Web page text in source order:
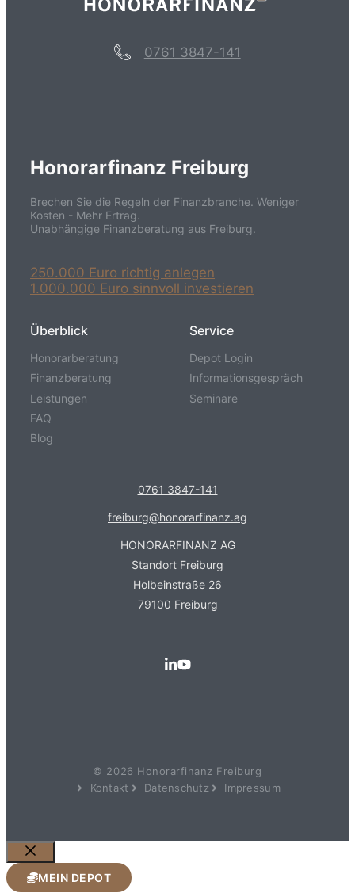
0761 3847-141
Honorarfinanz Freiburg
Brechen Sie die Regeln der Finanzbranche. Weniger
Kosten - Mehr Ertrag.
Unabhängige Finanzberatung aus Freiburg.
250.000 Euro richtig anlegen
1.000.000 Euro sinnvoll investieren
Überblick
Honorarberatung
Finanzberatung
Leistungen
FAQ
Blog
Service
Depot Login
Informationsgespräch
Seminare
0761 3847-141
freiburg@honorarfinanz.ag
HONORARFINANZ AG
Standort Freiburg
Holbeinstraße 26
79100 Freiburg
© 2026 Honorarfinanz Freiburg
Kontakt
Datenschutz Impressum
Schließen
MEIN DEPOT